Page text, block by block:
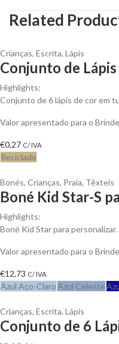
Related
Crianças, Escrita, Lápis
Conjunto de
Highlights:
Conjunto de 6 lápis de cor em
Valor apresentado para o
€0,27 C/ IVA
Reciclado
Bonés, Crianças, Praia, Têxteis
Boné Kid Star-S
Highlights:
Boné Kid Star para
Valor apresentado para o
€12,73 C/ IVA
Azul Aço-ClaroAzul Celeste
Crianças, Escrita, Lápis
Conjunto de 6